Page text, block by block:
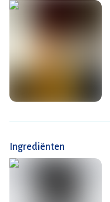
Ingrediënten